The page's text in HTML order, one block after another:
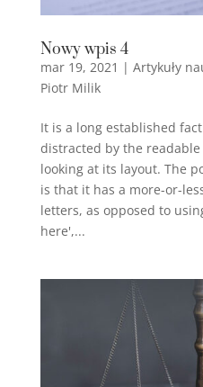
Nowy wpis 4
mar 19, 2021 | Artykuły
Piotr Milik
It is a long established
distracted by the
looking at its layout. The
is that it has a more-or-
letters, as opposed to
here',...